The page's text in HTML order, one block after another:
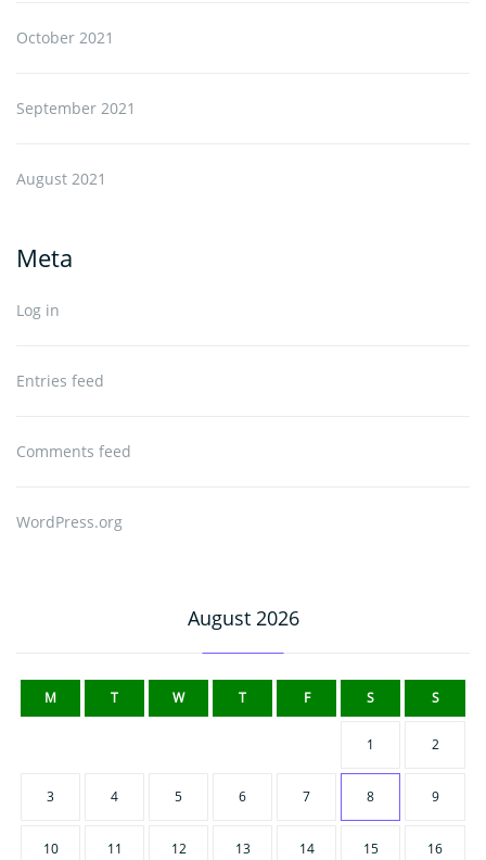
October 2021
September 2021
August 2021
Meta
Log in
Entries feed
Comments feed
WordPress.org
August 2026
M T W T F S S
1 2
3 4 5 6 7 8 9
10 11 12 13 14 15 16